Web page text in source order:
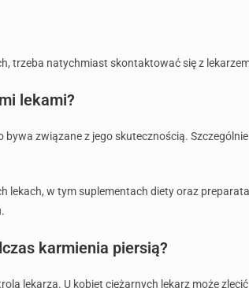
trzeba natychmiast skontaktować się z
lekami?
bywa związane z jego skutecznością.
w tym suplementach diety oraz
karmienia piersią?
lekarza. U kobiet ciężarnych lekarz może